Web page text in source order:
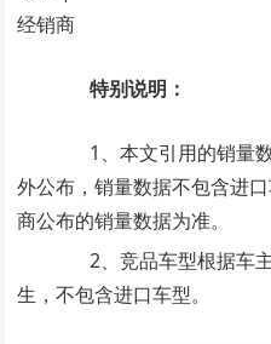
经销商
特别说明：
1、本文引用的销量
外公布，销量数据不包含进
商公布的销量数据为准。
2、竞品车型根据车
生，不包含进口车型。